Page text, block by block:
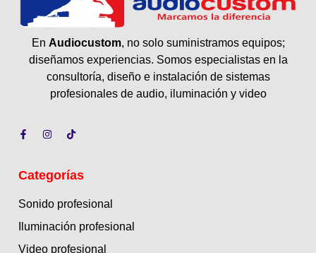
En Audiocustom, no solo suministramos equipos;
diseñamos experiencias. Somos especialistas en la
consultoría, diseño e instalación de sistemas
profesionales de audio, iluminación y video
Categorías
Sonido profesional
Iluminación profesional
Video profesional